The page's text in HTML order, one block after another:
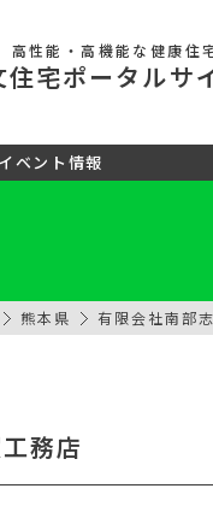
高性能・高機能な健康住
住宅ポータルサ
イベント情報
熊本県 有限会社南部
務店